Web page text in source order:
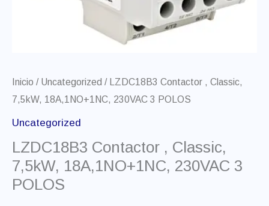
Inicio / Uncategorized / LZDC18B3 Contactor , Classic,
7,5kW, 18A,1NO+1NC, 230VAC 3 POLOS
Uncategorized
LZDC18B3 Contactor , Classic,
7,5kW, 18A,1NO+1NC, 230VAC 3
POLOS